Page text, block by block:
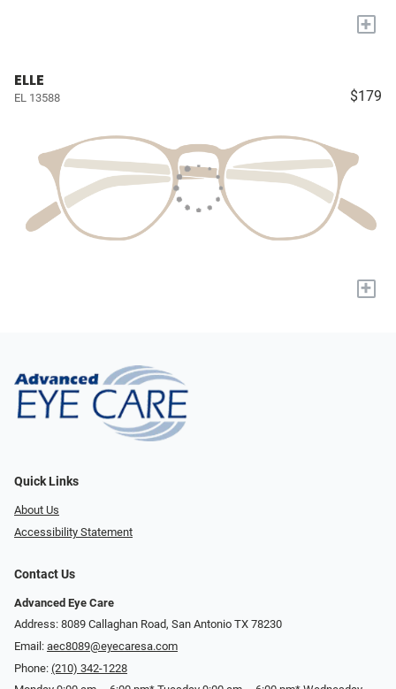
+
ELLE
EL 13588 $179
+
Quick Links
About Us
Accessibility Statement
Contact Us
Advanced Eye Care
Address: 8089 Callaghan Road, San Antonio TX 78230
Email: aec8089@eyecaresa.com
Phone: (210) 342-1228